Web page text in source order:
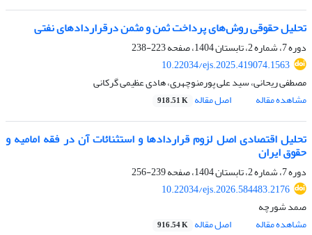
تحلیل حقوقی روش‌های پرداخت ثمن و مثمن درقراردادهای نفتی
دوره 7، شماره 2، تابستان 1404، صفحه
223-238
10.22034/ejs.2025.419074.1563
مصطفی ریحانی، سید علی پورمنوچهری، هادی عظیمی گرکانی
مشاهده مقاله
اصل مقاله 918.51 K
تحلیل اقتصادی اصل لزوم قراردادها و استثنائات آن در فقه امامیه و
حقوق ایران
دوره 7، شماره 2، تابستان 1404، صفحه
239-256
10.22034/ejs.2026.584483.2176
صمد شورچه
مشاهده مقاله
اصل مقاله 916.54 K